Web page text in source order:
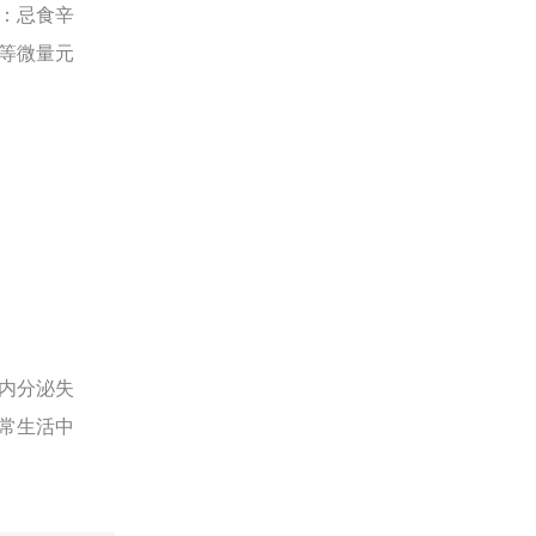
忌食辛
微量元
分泌失
生活中